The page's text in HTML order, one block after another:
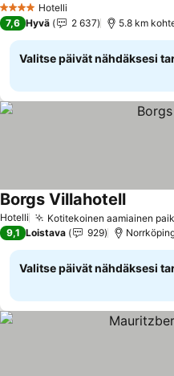
4 Tähtiluokitus
Hotelli
7,6 Hyvä 2 637 5.8 km
Valitse päivät nähdäksesi
Hotelli Kotitekoinen aamiainen
Borgs Villahotell
9,1 Loistava 929
Valitse päivät nähdäksesi